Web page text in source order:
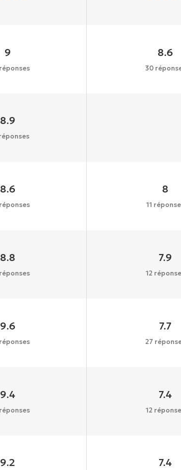
9 8.6
30
8.9
8.6 8
11
8.8 7.9
12
9.6 7.7
27
9.4 7.4
12
9.2 7.4